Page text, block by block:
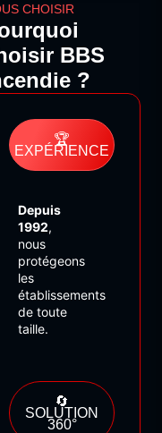
CHOISIR
BBS
?
🏆
EXPÉRIENCE
🔄
SOLUTION
360°
Depuis
1992,
nous
protégeons
les
établissements
de toute
taille.